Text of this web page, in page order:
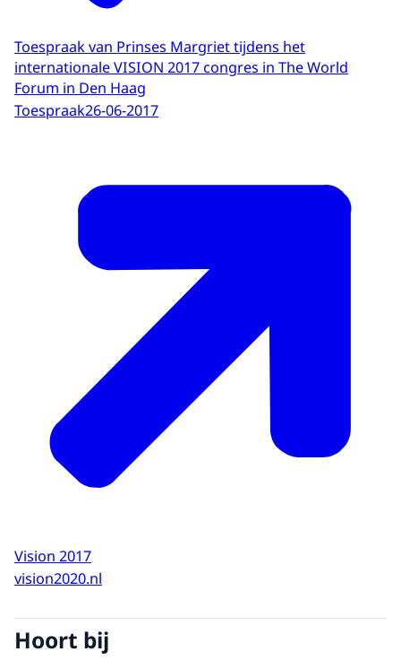
Toespraak van Prinses Margriet tijdens het
internationale VISION 2017 congres in The World
Forum in Den Haag
Toespraak26-06-2017
Vision 2017
vision2020.nl
Hoort bij